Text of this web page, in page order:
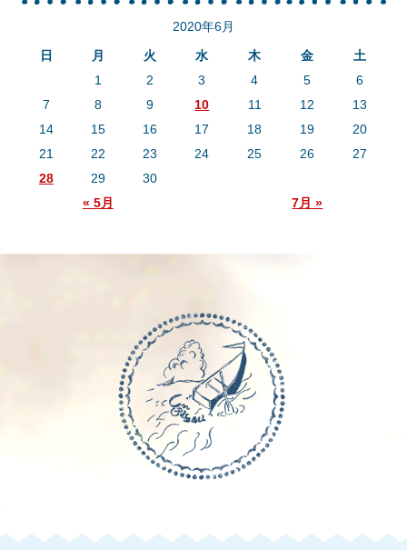
2020年6月
日
月 火 水 木 金 土
« 5月 7月 »
1 2 3 4 5
6
7
8 9 10 11 12
13
14
15 16 17 18 19
20
21
22 23 24 25 26
27
28
29 30